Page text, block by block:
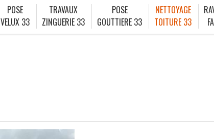
POSE
VELUX 33
TRAVAUX
ZINGUERIE 33
POSE
GOUTTIERE 33
NETTOYAGE
TOITURE 33